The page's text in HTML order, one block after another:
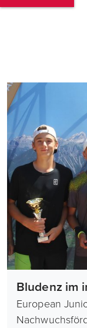
Bludenz im
European